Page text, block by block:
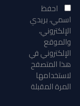
احفظ
اسمي، بريدي
الإلكتروني،
والموقع
الإلكتروني في
هذا المتصفح
لاستخدامها
المرة المقبلة